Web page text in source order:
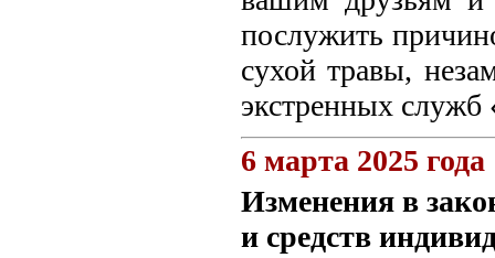
послужить
сухой травы,
экстренных служб
6 марта 2025 года
Изменения в
и средств